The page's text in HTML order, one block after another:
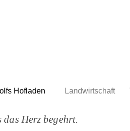
Hofladen Landwirtschaft
das Herz begehrt.